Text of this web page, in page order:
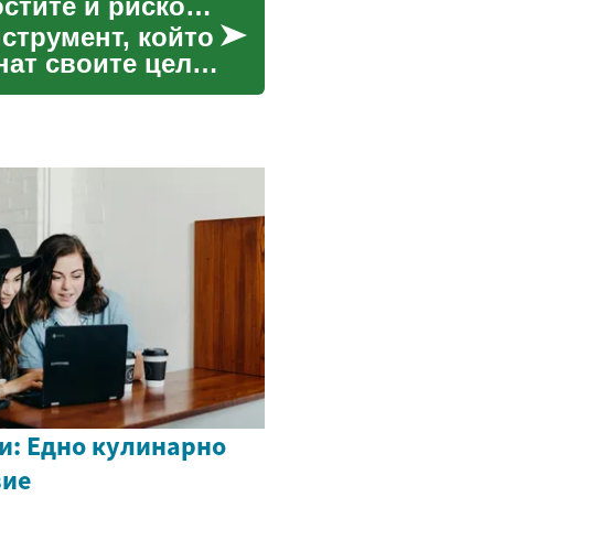
Лични заеми: Разбиране на възможностите и рисковете
който
своите цели
Едно кулинарно